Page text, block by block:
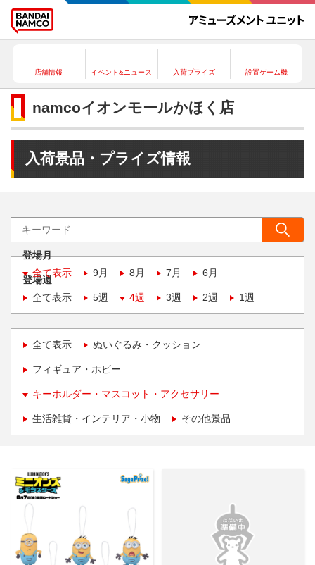
店舗情報 イベント&ニュース 入荷プライズ 設置ゲーム機
namcoイオンモールかほく店
入荷景品・プライズ情報
登場月
全て表示
9月 8月 7月 6月
登場週
全て表示
5週 4週 3週 2週 1週
全て表示 ぬいぐるみ・クッション
フィギュア・ホビー
キーホルダー・マスコット・アクセサリー
生活雑貨・インテリア・小物 その他景品